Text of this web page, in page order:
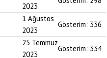
2023
1 Ağustos
2023
Gösterim: 336
25 Temmuz
2023
Gösterim: 334